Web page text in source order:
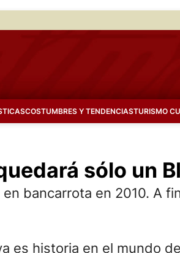
COSTUMBRES Y TENDENCIASTURISMO
sólo un
bancarrota en 2010. A
es historia en el mundo